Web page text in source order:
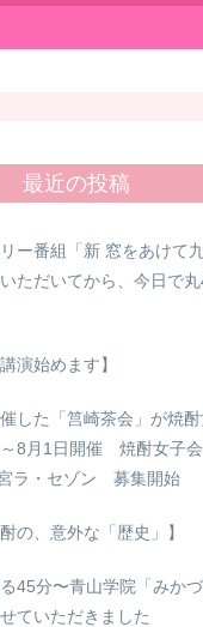
最近の投稿
ー番組「新 窓をあけて九
ただいてから、今日で
演始めます】
催した「筥崎茶会」が焼
8月1日開催 焼酎女子会
ラ・セゾン 募集開始
の、意外な「歴史」】
45分〜青山学院「みかづ
ていただきました